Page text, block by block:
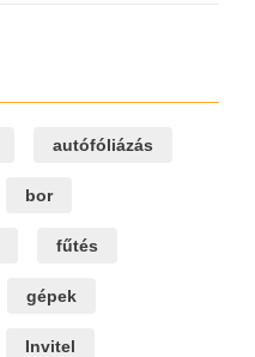
autófóliázás
bor
fűtés
gépek
Invitel